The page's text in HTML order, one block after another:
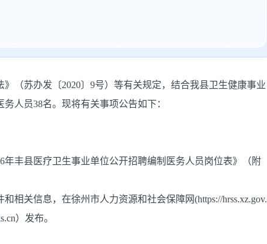
（苏办发〔2020〕9号）等有关规定，结合我县卫生健康事业
人员38名。现将有关事项公告如下：
年丰县医疗卫生事业单位公开招聘编制医务人员岗位表》（附
相关信息，在徐州市人力资源和社会保障网(https://hrss.xz.gov.
）发布。